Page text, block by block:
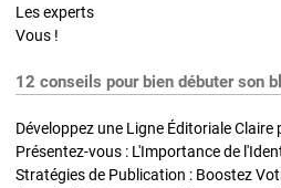
Les experts
Vous !
12 conseils pour bien débuter son
Développez une Ligne Éditoriale Claire
Présentez-vous : L'Importance de